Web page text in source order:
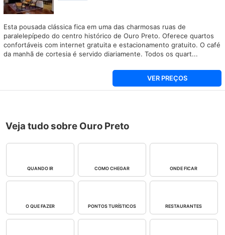
Esta pousada clássica fica em uma das charmosas ruas de
paralelepípedo do centro histórico de Ouro Preto. Oferece quartos
confortáveis com internet gratuita e estacionamento gratuito. O café
da manhã de cortesia é servido diariamente. Todos os quart...
VER PREÇOS
Veja tudo sobre Ouro Preto
QUANDO IR COMO CHEGAR ONDE FICAR
O QUE FAZER PONTOS TURÍSTICOS RESTAURANTES